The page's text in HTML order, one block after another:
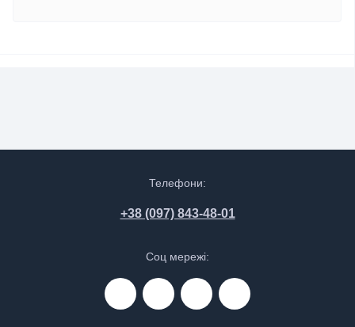
Телефони:
+38 (097) 843-48-01
Соц мережі: